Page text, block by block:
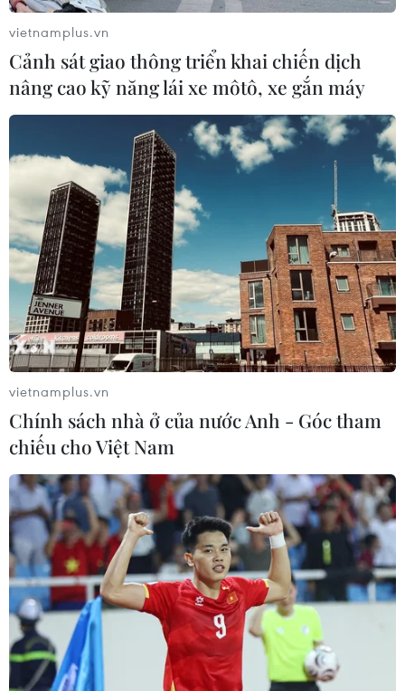
Mỹ phản ứng trước loạt vụ tấn công bằng
tên lửa tại Iraq
23/02/2021 04:50
Mỹ tuyên bố sẽ chọn lựa thời gian, địa điểm và công cụ
đáp trả phù hợp, thay vì vội vàng phản ứng dẫn đến
leo thang căng thẳng và gây thêm bất ổn tại Iraq.
Đại giáo chủ Iran tuyên bố có thể làm giàu
urani lên mức 60%
23/02/2021 06:03
vietnamplus.vn
Cảnh sát giao thông triển khai chiến dịch
nâng cao kỹ năng lái xe môtô, xe gắn máy
vietnamplus.vn
Chính sách nhà ở của nước Anh - Góc tham
chiếu cho Việt Nam